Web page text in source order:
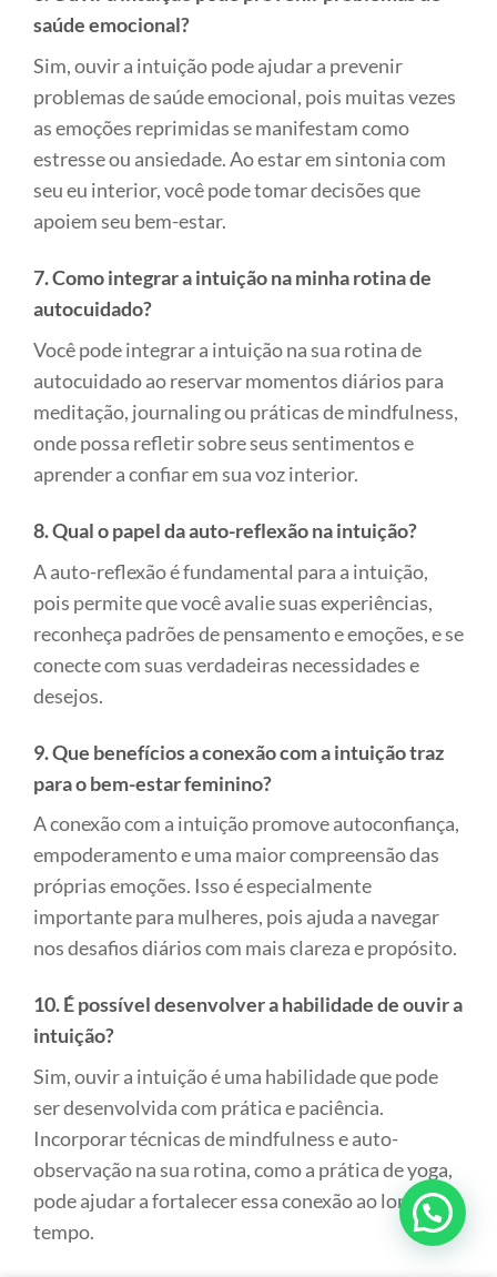
saúde emocional?
Sim, ouvir a intuição pode ajudar a prevenir
problemas de saúde emocional, pois muitas vezes
as emoções reprimidas se manifestam como
estresse ou ansiedade. Ao estar em sintonia com
seu eu interior, você pode tomar decisões que
apoiem seu bem-estar.
7. Como integrar a intuição na minha rotina de
autocuidado?
Você pode integrar a intuição na sua rotina de
autocuidado ao reservar momentos diários para
meditação, journaling ou práticas de mindfulness,
onde possa refletir sobre seus sentimentos e
aprender a confiar em sua voz interior.
8. Qual o papel da auto-reflexão na intuição?
A auto-reflexão é fundamental para a intuição,
pois permite que você avalie suas experiências,
reconheça padrões de pensamento e emoções, e se
conecte com suas verdadeiras necessidades e
desejos.
9. Que benefícios a conexão com a intuição traz
para o bem-estar feminino?
A conexão com a intuição promove autoconfiança,
empoderamento e uma maior compreensão das
próprias emoções. Isso é especialmente
importante para mulheres, pois ajuda a navegar
nos desafios diários com mais clareza e propósito.
10. É possível desenvolver a habilidade de ouvir a
intuição?
Sim, ouvir a intuição é uma habilidade que pode
ser desenvolvida com prática e paciência.
Incorporar técnicas de mindfulness e auto-
observação na sua rotina, como a prática de yoga,
pode ajudar a fortalecer essa conexão ao longo do
tempo.